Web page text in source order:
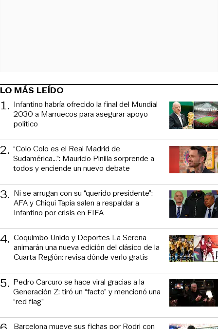
LO MÁS LEÍDO
1. Infantino habría ofrecido la final del Mundial
2030 a Marruecos para asegurar apoyo
político
2. “Colo Colo es el Real Madrid de
Sudamérica…”: Mauricio Pinilla sorprende a
todos y enciende un nuevo debate
3. Ni se arrugan con su “querido presidente”:
AFA y Chiqui Tapia salen a respaldar a
Infantino por crisis en FIFA
4. Coquimbo Unido y Deportes La Serena
animarán una nueva edición del clásico de la
Cuarta Región: revisa dónde verlo gratis
5. Pedro Carcuro se hace viral gracias a la
Generación Z: tiró un “facto” y mencionó una
“red flag”
Barcelona mueve sus fichas por Rodri con